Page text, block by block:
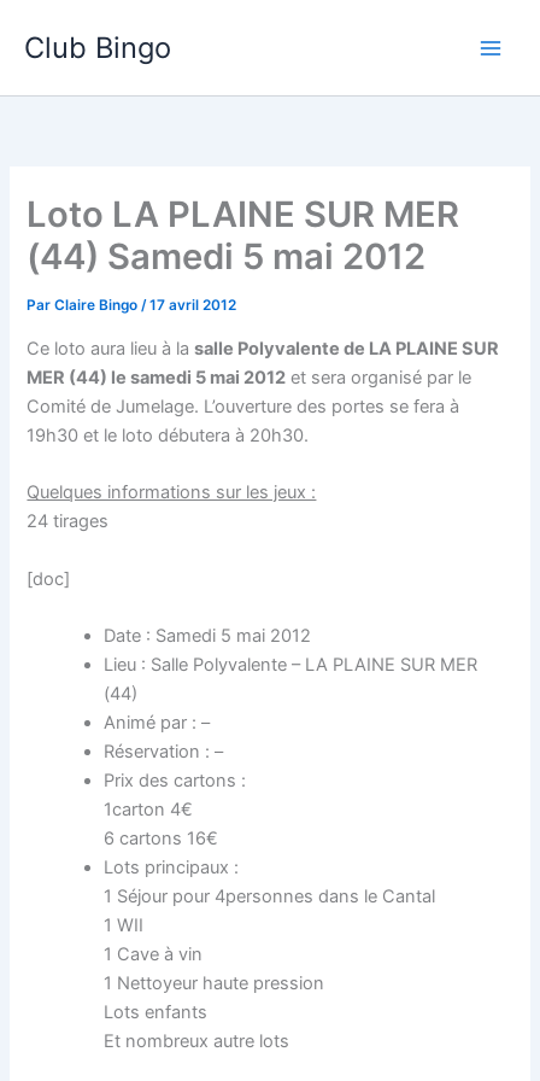
Club Bingo
Loto LA PLAINE SUR MER
(44) Samedi 5 mai 2012
ParClaire Bingo/17 avril 2012
Ce loto aura lieu à lasalle Polyvalente de LA PLAINE SUR
MER (44) le samedi 5 mai 2012 et sera organisé par le
Comité de Jumelage. L’ouverture des portes se fera à
19h30 et le loto débutera à 20h30.
Quelques informations sur les jeux :
24 tirages
[doc]
Date : Samedi 5 mai 2012
Lieu : Salle Polyvalente – LA PLAINE SUR MER
(44)
Animé par : –
Réservation : –
Prix des cartons :
1carton 4€
6 cartons 16€
Lots principaux :
1 Séjour pour 4personnes dans le Cantal
1 WII
1 Cave à vin
1 Nettoyeur haute pression
Lots enfants
Et nombreux autre lots